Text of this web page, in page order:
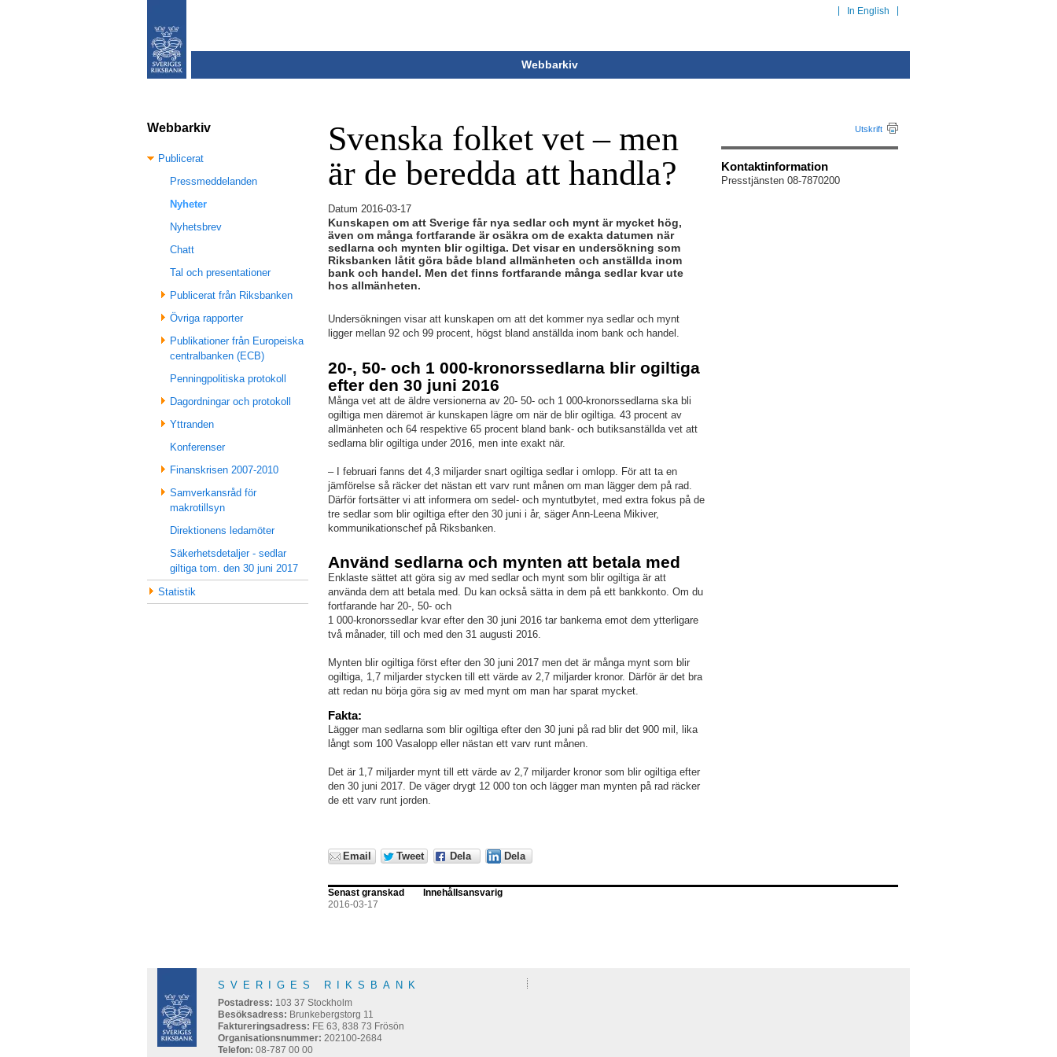
In English
Webbarkiv
Svenska folket vet – men
är de beredda att handla?
Datum 2016-03-17
Kunskapen om att Sverige får nya sedlar och mynt är mycket hög,
även om många fortfarande är osäkra om de exakta datumen när
sedlarna och mynten blir ogiltiga. Det visar en undersökning som
Riksbanken låtit göra både bland allmänheten och anställda inom
bank och handel. Men det finns fortfarande många sedlar kvar ute
hos allmänheten.
Undersökningen visar att kunskapen om att det kommer nya sedlar och mynt
ligger mellan 92 och 99 procent, högst bland anställda inom bank och handel.
20-, 50- och 1 000-kronorssedlarna blir ogiltiga
efter den 30 juni 2016
Många vet att de äldre versionerna av 20- 50- och 1 000-kronorssedlarna ska bli
ogiltiga men däremot är kunskapen lägre om när de blir ogiltiga. 43 procent av
allmänheten och 64 respektive 65 procent bland bank- och butiksanställda vet att
sedlarna blir ogiltiga under 2016, men inte exakt när.
– I februari fanns det 4,3 miljarder snart ogiltiga sedlar i omlopp. För att ta en
jämförelse så räcker det nästan ett varv runt månen om man lägger dem på rad.
Därför fortsätter vi att informera om sedel- och myntutbytet, med extra fokus på de
tre sedlar som blir ogiltiga efter den 30 juni i år, säger Ann-Leena Mikiver,
kommunikationschef på Riksbanken.
Använd sedlarna och mynten att betala med
Enklaste sättet att göra sig av med sedlar och mynt som blir ogiltiga är att
använda dem att betala med. Du kan också sätta in dem på ett bankkonto. Om du
fortfarande har 20-, 50- och
1 000-kronorssedlar kvar efter den 30 juni 2016 tar bankerna emot dem ytterligare
två månader, till och med den 31 augusti 2016.
Mynten blir ogiltiga först efter den 30 juni 2017 men det är många mynt som blir
ogiltiga, 1,7 miljarder stycken till ett värde av 2,7 miljarder kronor. Därför är det bra
att redan nu börja göra sig av med mynt om man har sparat mycket.
Fakta:
Lägger man sedlarna som blir ogiltiga efter den 30 juni på rad blir det 900 mil, lika
långt som 100 Vasalopp eller nästan ett varv runt månen.
Det är 1,7 miljarder mynt till ett värde av 2,7 miljarder kronor som blir ogiltiga efter
den 30 juni 2017. De väger drygt 12 000 ton och lägger man mynten på rad räcker
de ett varv runt jorden.
Utskrift
Kontaktinformation
Presstjänsten 08-7870200
Email Tweet Dela Dela
Senast granskad
2016-03-17
Innehållsansvarig
Webbarkiv
Publicerat
Pressmeddelanden
Nyheter
Nyhetsbrev
Chatt
Tal och presentationer
Publicerat från Riksbanken
Övriga rapporter
Publikationer från Europeiska
centralbanken (ECB)
Penningpolitiska protokoll
Dagordningar och protokoll
Yttranden
Konferenser
Finanskrisen 2007-2010
Samverkansråd för
makrotillsyn
Direktionens ledamöter
Säkerhetsdetaljer - sedlar
giltiga tom. den 30 juni 2017
Statistik
SVERIGES RIKSBANK
Postadress: 103 37 Stockholm
Besöksadress: Brunkebergstorg 11
Faktureringsadress: FE 63, 838 73 Frösön
Organisationsnummer: 202100-2684
Telefon: 08-787 00 00